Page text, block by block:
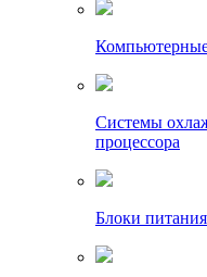
Системы
процессора
Блоки питания